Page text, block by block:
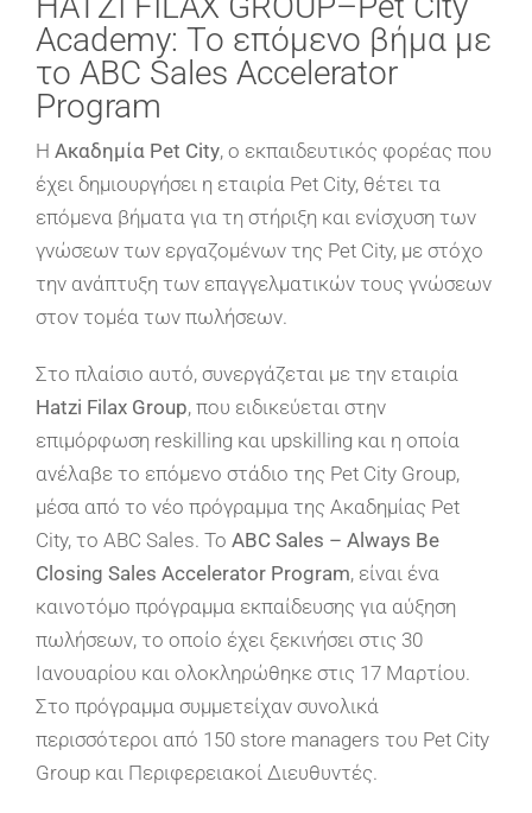
Academy: Το επόμενο βήμα με
το ABC Sales Accelerator
Program
Η Ακαδημία Pet City, o εκπαιδευτικός φορέας που
έχει δημιουργήσει η εταιρία Pet City, θέτει τα
επόμενα βήματα για τη στήριξη και ενίσχυση των
γνώσεων των εργαζομένων της Pet City, με στόχο
την ανάπτυξη των επαγγελματικών τους γνώσεων
στον τομέα των πωλήσεων.
Στο πλαίσιο αυτό, συνεργάζεται με την εταιρία
Hatzi Filax Group, που ειδικεύεται στην
επιμόρφωση reskilling και upskilling και η οποία
ανέλαβε το επόμενο στάδιο της Pet City Group,
μέσα από το νέο πρόγραμμα της Ακαδημίας Pet
City, το ABC Sales. Το ABC Sales – Always Be
Closing Sales Accelerator Program, είναι ένα
καινοτόμο πρόγραμμα εκπαίδευσης για αύξηση
πωλήσεων, το οποίο έχει ξεκινήσει στις 30
Ιανουαρίου και ολοκληρώθηκε στις 17 Μαρτίου.
Στο πρόγραμμα συμμετείχαν συνολικά
περισσότεροι από 150 store managers του Pet City
Group και Περιφερειακοί Διευθυντές.